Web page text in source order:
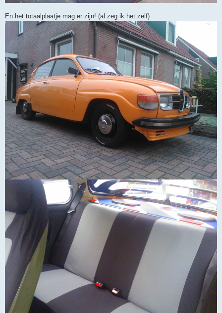
En het totaalplaatje mag er zijn! (al zeg ik het zelf)